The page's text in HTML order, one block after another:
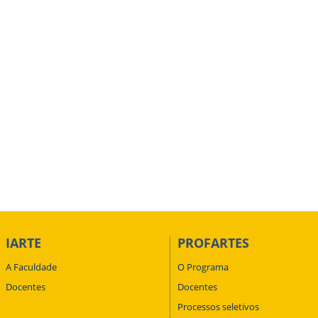
IARTE
A Faculdade
Docentes
PROFARTES
O Programa
Docentes
Processos seletivos